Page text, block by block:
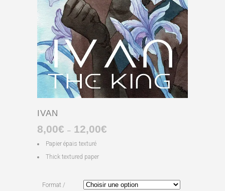
IVAN
8,00€ – 12,00€
à
Papier épais texturé
Thick textured paper
Format /